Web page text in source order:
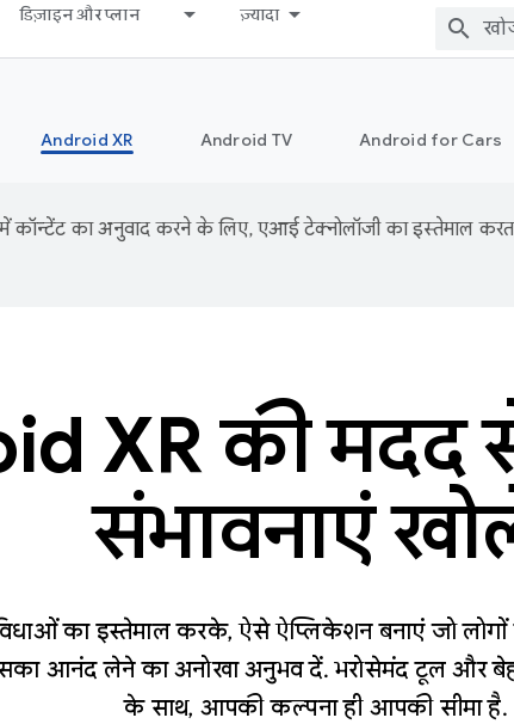
डिज़ाइन और प्लान ज़्यादा
Android XR Android TV Android for Cars
कॉन्टेंट का अनुवाद करने के लिए, एआई टेक्नोलॉजी का इस्तेमाल
XR की मदद
संभावनाएं
का इस्तेमाल करके, ऐसे ऐप्लिकेशन बनाएं जो लोगों
आनंद लेने का अनोखा अनुभव दें. भरोसेमंद टूल और
के साथ, आपकी कल्पना ही आपकी सीमा है.